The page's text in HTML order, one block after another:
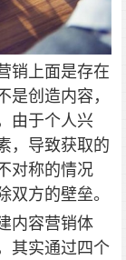
销上面是存在
创造内容，
由于个人兴
，导致获取的
对称的情况
方的壁垒。
内容营销体
其实通过四个